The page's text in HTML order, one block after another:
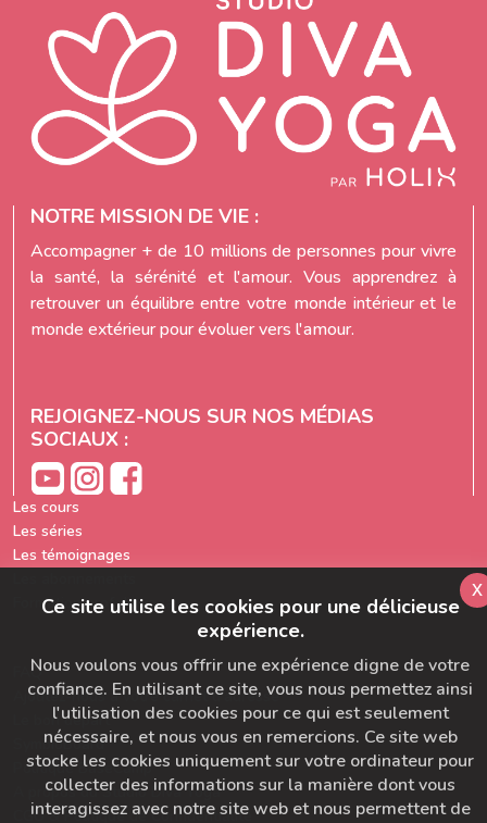
NOTRE MISSION DE VIE :
Accompagner + de 10 millions de personnes pour vivre
la santé, la sérénité et l'amour. Vous apprendrez à
retrouver un équilibre entre votre monde intérieur et le
monde extérieur pour évoluer vers l'amour.
REJOIGNEZ-NOUS SUR NOS MÉDIAS
SOCIAUX :
Les cours
Les séries
Les témoignages
Formation prof de yoga
FAQ
Ajoutez-nous à votre carnet d'adresse
Le bon départ
SymbioBoard
Politique BaseCamp
A propos du Studio Diva Yoga
CGU & Politique de Confidentialité
Ce site utilise les cookies pour une délicieuse
expérience.
Nous voulons vous offrir une expérience digne de votre
confiance. En utilisant ce site, vous nous permettez ainsi
l'utilisation des cookies pour ce qui est seulement
nécessaire, et nous vous en remercions. Ce site web
stocke les cookies uniquement sur votre ordinateur pour
collecter des informations sur la manière dont vous
interagissez avec notre site web et nous permettent de
x